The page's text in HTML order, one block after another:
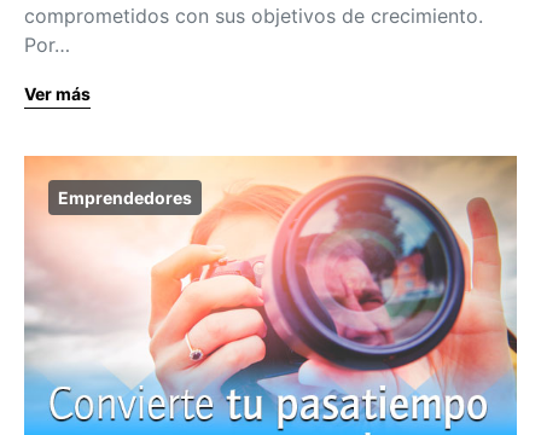
comprometidos con sus objetivos de crecimiento.
Por…
Ver más
Emprendedores